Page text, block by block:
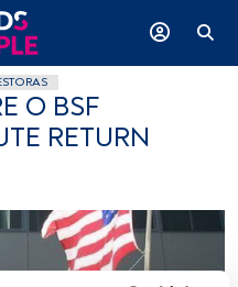
O BSF
RETURN